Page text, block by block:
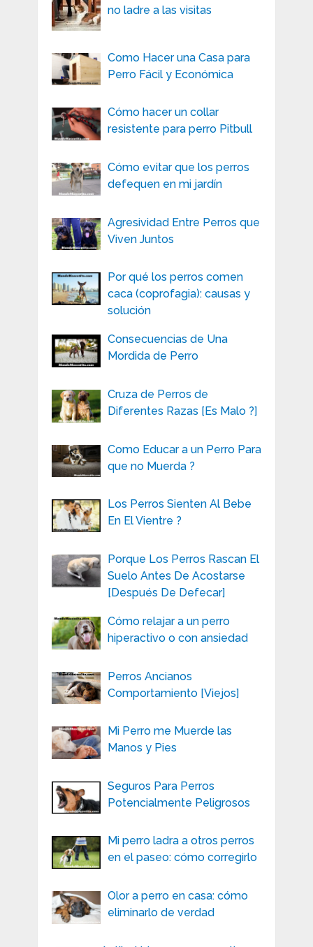
no ladre a las visitas
Como Hacer una Casa para
Perro Fácil y Económica
Cómo hacer un collar
resistente para perro Pitbull
Cómo evitar que los perros
defequen en mi jardín
Agresividad Entre Perros que
Viven Juntos
Por qué los perros comen
caca (coprofagia): causas y
solución
Consecuencias de Una
Mordida de Perro
Cruza de Perros de
Diferentes Razas [Es Malo ?]
Como Educar a un Perro Para
que no Muerda ?
Los Perros Sienten Al Bebe
En El Vientre ?
Porque Los Perros Rascan El
Suelo Antes De Acostarse
[Después De Defecar]
Cómo relajar a un perro
hiperactivo o con ansiedad
Perros Ancianos
Comportamiento [Viejos]
Mi Perro me Muerde las
Manos y Pies
Seguros Para Perros
Potencialmente Peligrosos
Mi perro ladra a otros perros
en el paseo: cómo corregirlo
Olor a perro en casa: cómo
eliminarlo de verdad